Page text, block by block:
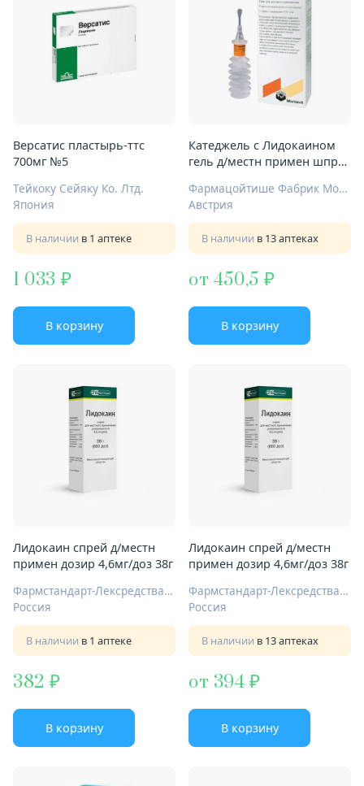
Версатис пластырь-ттс
700мг №5
Тейкоку Сейяку Ко. Лтд.
Япония
В наличии в 1 аптеке
1 033
В корзину
Катеджель с Лидокаином
гель д/местн примен шпр
Фармацойтише Фабрик Монтавит Гезельшафт м.б.Х.
Австрия
В наличии в 13 аптеках
от 450,5
В корзину
Лидокаин спрей д/местн
примен дозир 4,6мг/доз 38г
Фармстандарт-Лексредства ОАО Курск
Россия
В наличии в 1 аптеке
382
В корзину
Лидокаин спрей д/местн
примен дозир 4,6мг/доз 38г
Фармстандарт-Лексредства ОАО Курск
Россия
В наличии в 13 аптеках
от 394
В корзину